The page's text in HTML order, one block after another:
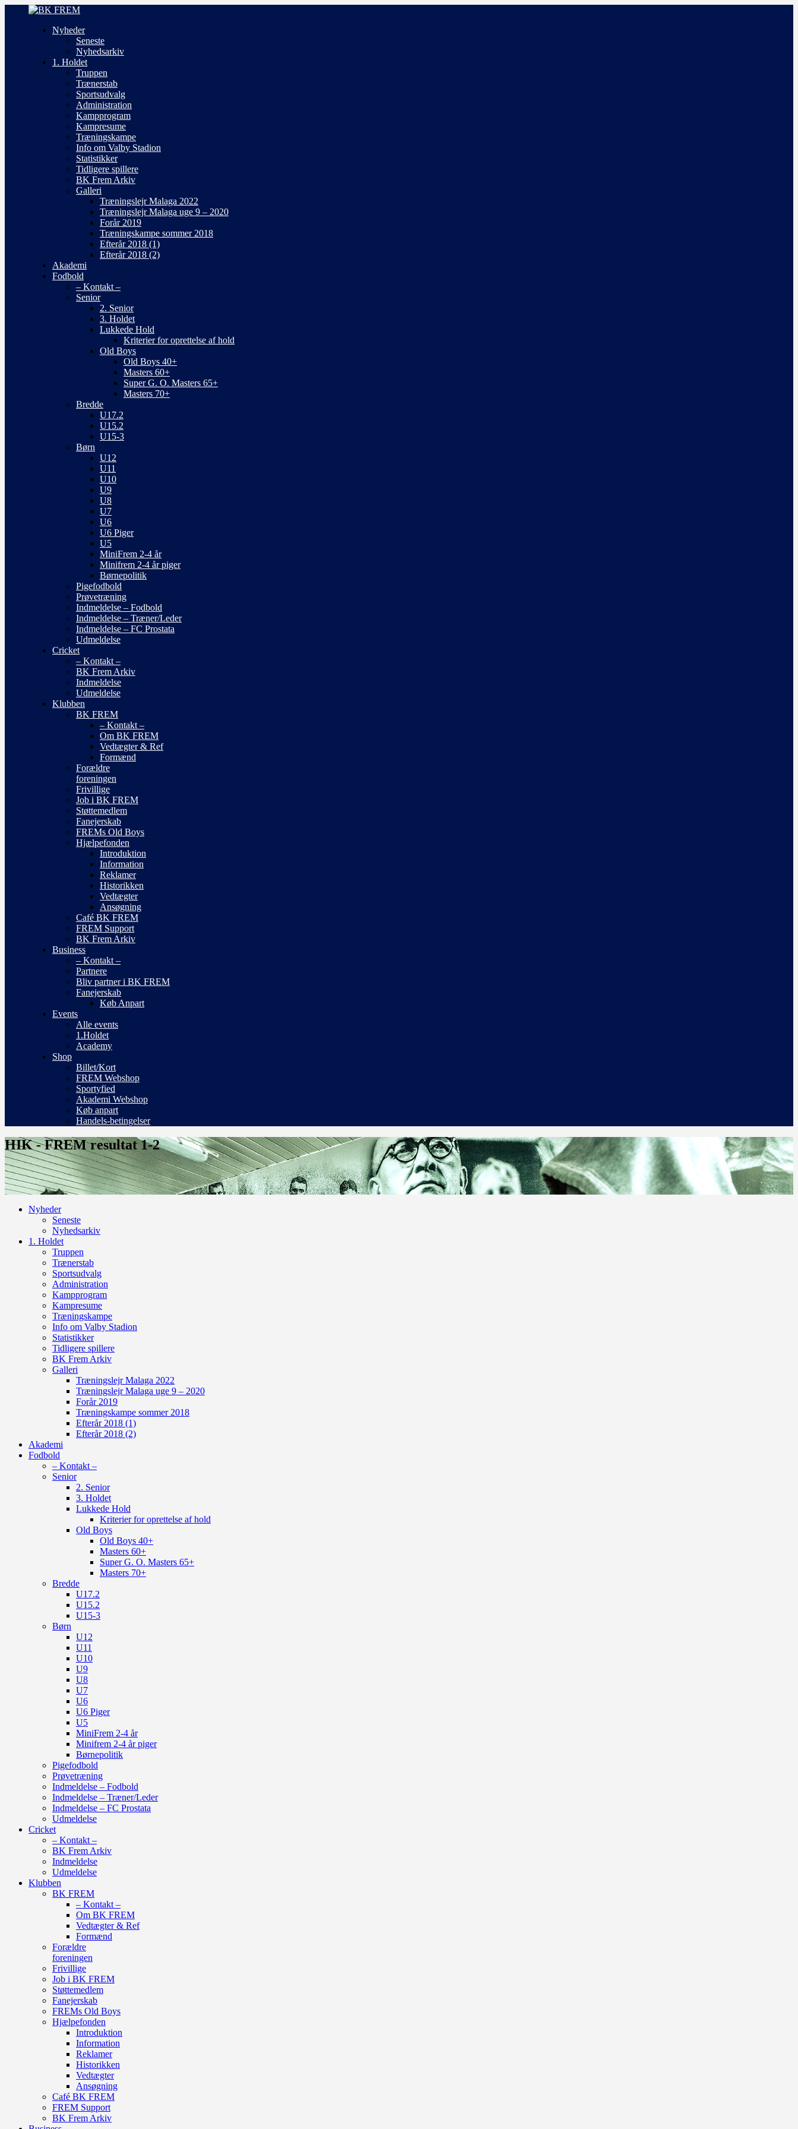
Nyheder
Seneste
Nyhedsarkiv
1. Holdet
Truppen
Trænerstab
Sportsudvalg
Administration
Kampprogram
Kampresume
Træningskampe
Info om Valby Stadion
Statistikker
Tidligere spillere
BK Frem Arkiv
Galleri
Træningslejr Malaga 2022
Træningslejr Malaga uge 9 – 2020
Forår 2019
Træningskampe sommer 2018
Efterår 2018 (1)
Efterår 2018 (2)
Akademi
Fodbold
– Kontakt –
Senior
2. Senior
3. Holdet
Lukkede Hold
Kriterier for oprettelse af hold
Old Boys
Old Boys 40+
Masters 60+
Super G. O. Masters 65+
Masters 70+
Bredde
U17.2
U15.2
U15-3
Børn
U12
U11
U10
U9
U8
U7
U6
U6 Piger
U5
MiniFrem 2-4 år
Minifrem 2-4 år piger
Børnepolitik
Pigefodbold
Prøvetræning
Indmeldelse – Fodbold
Indmeldelse – Træner/Leder
Indmeldelse – FC Prostata
Udmeldelse
Cricket
– Kontakt –
BK Frem Arkiv
Indmeldelse
Udmeldelse
Klubben
BK FREM
– Kontakt –
Om BK FREM
Vedtægter & Ref
Formænd
Forældre
foreningen
Frivillige
Job i BK FREM
Støttemedlem
Fanejerskab
FREMs Old Boys
Hjælpefonden
Introduktion
Information
Reklamer
Historikken
Vedtægter
Ansøgning
Café BK FREM
FREM Support
BK Frem Arkiv
Business
– Kontakt –
Partnere
Bliv partner i BK FREM
Fanejerskab
Køb Anpart
Events
Alle events
1.Holdet
Academy
Shop
Billet/Kort
FREM Webshop
Sportyfied
Akademi Webshop
Køb anpart
Handels-betingelser
HIK - FREM resultat 1-2
Nyheder
Seneste
Nyhedsarkiv
1. Holdet
Truppen
Trænerstab
Sportsudvalg
Administration
Kampprogram
Kampresume
Træningskampe
Info om Valby Stadion
Statistikker
Tidligere spillere
BK Frem Arkiv
Galleri
Træningslejr Malaga 2022
Træningslejr Malaga uge 9 – 2020
Forår 2019
Træningskampe sommer 2018
Efterår 2018 (1)
Efterår 2018 (2)
Akademi
Fodbold
– Kontakt –
Senior
2. Senior
3. Holdet
Lukkede Hold
Kriterier for oprettelse af hold
Old Boys
Old Boys 40+
Masters 60+
Super G. O. Masters 65+
Masters 70+
Bredde
U17.2
U15.2
U15-3
Børn
U12
U11
U10
U9
U8
U7
U6
U6 Piger
U5
MiniFrem 2-4 år
Minifrem 2-4 år piger
Børnepolitik
Pigefodbold
Prøvetræning
Indmeldelse – Fodbold
Indmeldelse – Træner/Leder
Indmeldelse – FC Prostata
Udmeldelse
Cricket
– Kontakt –
BK Frem Arkiv
Indmeldelse
Udmeldelse
Klubben
BK FREM
– Kontakt –
Om BK FREM
Vedtægter & Ref
Formænd
Forældre
foreningen
Frivillige
Job i BK FREM
Støttemedlem
Fanejerskab
FREMs Old Boys
Hjælpefonden
Introduktion
Information
Reklamer
Historikken
Vedtægter
Ansøgning
Café BK FREM
FREM Support
BK Frem Arkiv